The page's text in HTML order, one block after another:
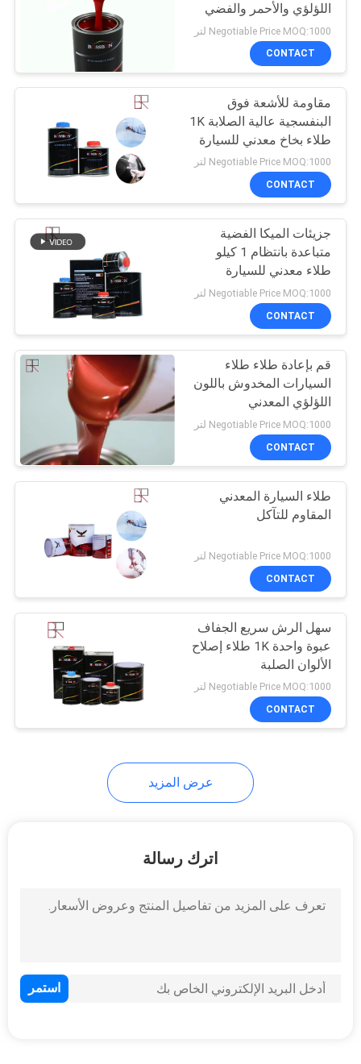
طلاء شفاف
24
مقوي طلاء السيارة
21
مخفف دهان السيارات
21
معجون بوليستر
للسيارة
ورقة زجاج
13
اللؤلؤي والأحمر والفضي
1K
Negotiable Price MOQ:1000 لتر
CONTACT
مقاومة للأشعة فوق
البنفسجية عالية الصلابة 1K
طلاء بخاخ معدني للسيارة
Negotiable Price MOQ:1000 لتر
CONTACT
جزيئات الميكا الفضية
متباعدة بانتظام 1 كيلو
طلاء معدني للسيارة
Negotiable Price MOQ:1000 لتر
CONTACT
قم بإعادة طلاء طلاء
السيارات المخدوش باللون
اللؤلؤي المعدني
Negotiable Price MOQ:1000 لتر
CONTACT
طلاء السيارة المعدني
المقاوم للتآكل
Negotiable Price MOQ:1000 لتر
CONTACT
سهل الرش سريع الجفاف
عبوة واحدة 1K طلاء إصلاح
الألوان الصلبة
Negotiable Price MOQ:1000 لتر
CONTACT
عرض المزيد
اترك رسالة